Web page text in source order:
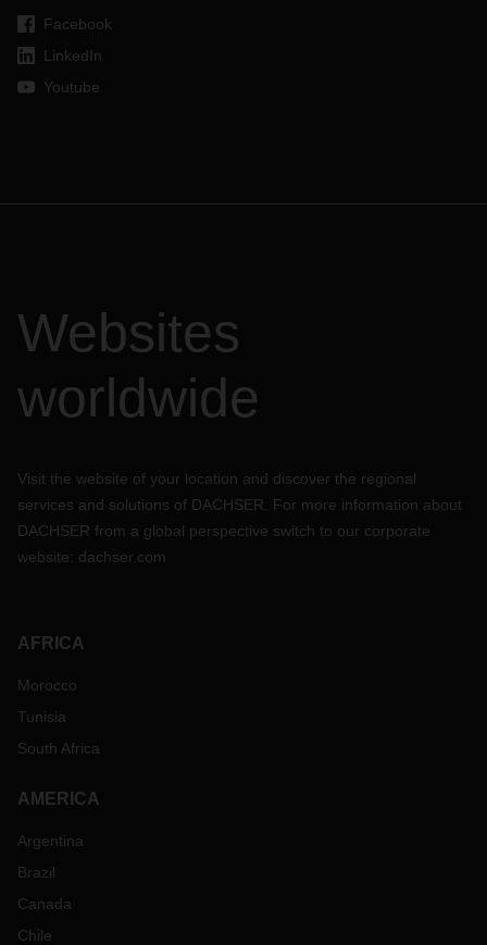
Facebook
LinkedIn
Youtube
Websites
worldwide
Visit the website of your location and discover the regional
services and solutions of DACHSER. For more information about
DACHSER from a global perspective switch to our corporate
website: dachser.com
AFRICA
Morocco
Tunisia
South Africa
AMERICA
Argentina
Brazil
Canada
Chile